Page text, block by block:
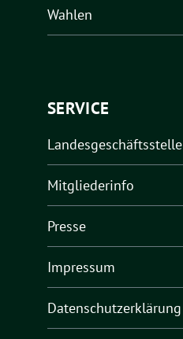
Wahlen
SERVICE
Landesgeschäftsstelle
Mitgliederinfo
Presse
Impressum
Datenschutzerklärung